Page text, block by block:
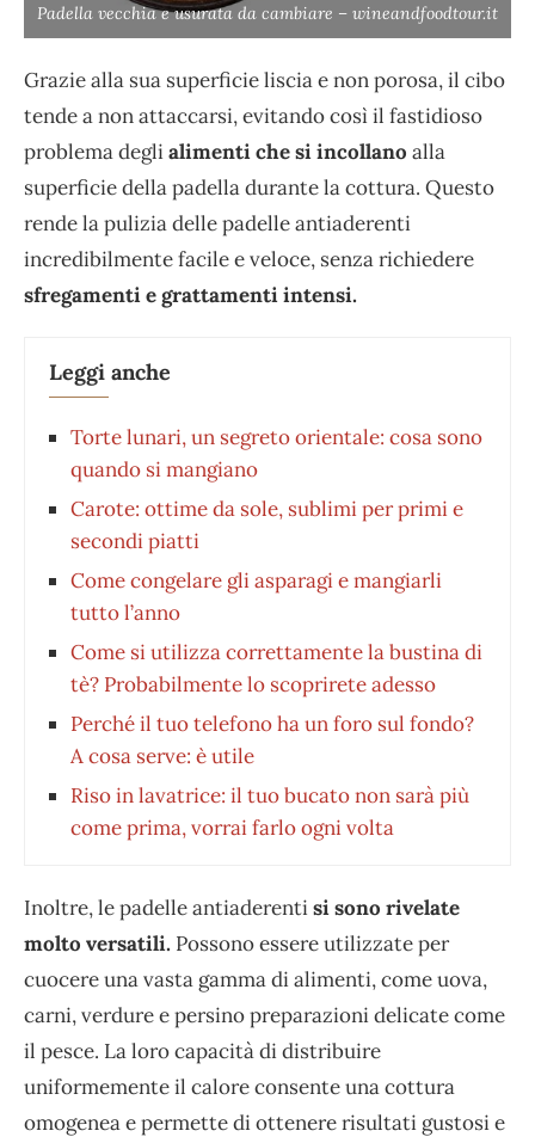
Padella vecchia e usurata da cambiare – wineandfoodtour.it
Grazie alla sua superficie liscia e non porosa, il cibo
tende a non attaccarsi, evitando così il fastidioso
problema deglialimenti che si incollano alla
superficie della padella durante la cottura. Questo
rende la pulizia delle padelle antiaderenti
incredibilmente facile e veloce, senza richiedere
sfregamenti e grattamenti intensi.
Leggi anche
Torte lunari, un segreto orientale: cosa sono
quando si mangiano
Carote: ottime da sole, sublimi per primi e
secondi piatti
Come congelare gli asparagi e mangiarli
tutto l’anno
Come si utilizza correttamente la bustina di
tè? Probabilmente lo scoprirete adesso
Perché il tuo telefono ha un foro sul fondo?
A cosa serve: è utile
Riso in lavatrice: il tuo bucato non sarà più
come prima, vorrai farlo ogni volta
Inoltre, le padelle antiaderentisi sono rivelate
molto versatili. Possono essere utilizzate per
cuocere una vasta gamma di alimenti, come uova,
carni, verdure e persino preparazioni delicate come
il pesce. La loro capacità di distribuire
uniformemente il calore consente una cottura
omogenea e permette di ottenere risultati gustosi e